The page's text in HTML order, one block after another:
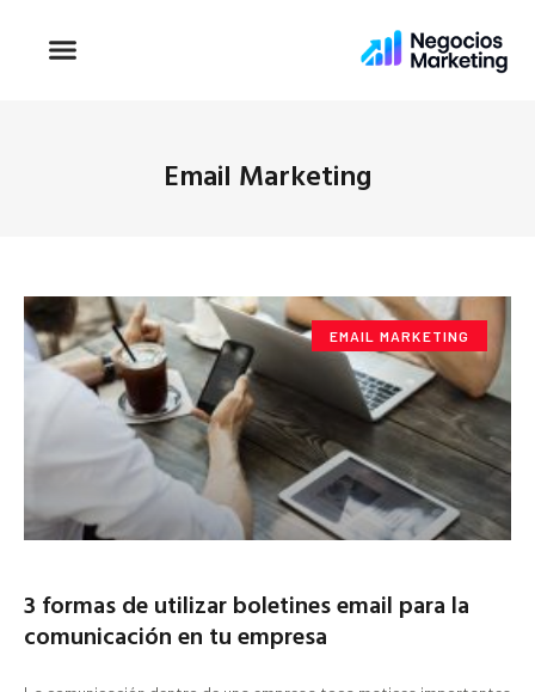
Email Marketing
EMAIL MARKETING
3 formas de utilizar boletines email para la
comunicación en tu empresa